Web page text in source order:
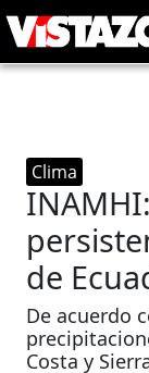
Clima
de
De acuerdo
Costa y